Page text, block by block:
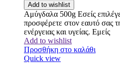
Add to wishlist
Αμύγδαλα 500g Εσείς
προσφέρετε στον εαυτό σας
ενέργειας και υγείας. Εμείς
Add to wishlist
Προσθήκη στο καλάθι
Quick view